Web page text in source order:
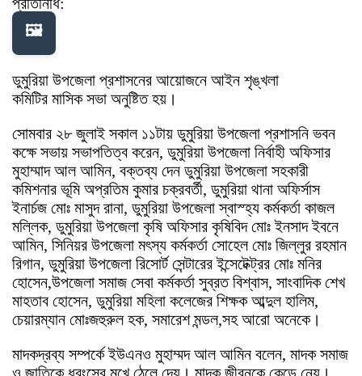
🖼️
ডুমুরিয়া উপজেলা ‌প্রশাসনের আয়োজনে আইন শৃঙ্খলা
কমিটির‌ মাসিক সভা‌ অনুষ্টিত হয়।
সোমবার ২৮ জুলাই সকাল ১১টায় ডুমুরিয়া উপজেলা প্রশাসনি ভবন
কক্ষে সভায় সভাপতিত্ব করেন, ডুমুরিয়া উপজেলা নির্বাহী অফিসার‌
মুহাম্মাদ আল আমিন, বক্তব্য দেন ডুমুরিয়া উপজেলা সহকারী
কমিশনার ভূমি অপ্রতিম কুমার চক্রবর্তী, ডুমুরিয়া থানা অফির্সাস
ইনার্চজ মোঃ মাসুদ রানা, ডুমুরিয়া উপজেলা স্বাস্হ্য কর্মকর্তা কাজল
মল্লিক, ডুমুরিয়া উপজেলা কৃষি অফিসার কৃষিবিদ মোঃ ইনসাদ ইবনে
আমিন, সিনিয়র উপজেলা মৎস্য কর্মকর্তা সোহেল মোঃ জিল্লুর রহমান
রিগান, ডুমুরিয়া উপজেলা রিসোর্ট সেন্টারের ইন্সেটেক্ট্রর মোঃ মনির
হোসেন,‌উপজেলা ‌সমাজ সেবা কর্মকর্তা সুব্রত বিশ্বাস, সাংবাদিক শেখ
মাহতাব হোসেন, ডুমুরিয়া মহিলা কলেজের শিক্ষক আব্দুল হালিম,
চেয়ারম্যান মোঃজহুরুল হক, সমারেশ মন্ডল,সহ আরো অনেকে।
মাদকদ্রব্য সম্পর্কে ইউএনও মুহাম্মদ আল আমিন বলেন, মাদক সমাজ